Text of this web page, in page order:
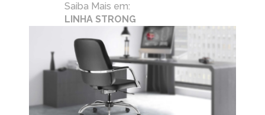
Saiba Mais em:
LINHA STRONG